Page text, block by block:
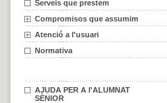
Serveis que prestem
Compromisos que assumim
Atenció a l'usuari
Normativa
AJUDA PER A l'ALUMNAT
SÈNIOR